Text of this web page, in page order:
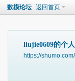
数模论坛 返回首页
liujie0609的个
https://